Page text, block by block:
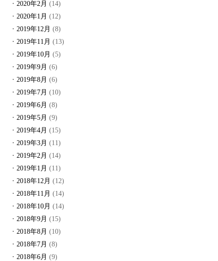
2020年2月 (14)
2020年1月 (12)
2019年12月 (8)
2019年11月 (13)
2019年10月 (5)
2019年9月 (6)
2019年8月 (6)
2019年7月 (10)
2019年6月 (8)
2019年5月 (9)
2019年4月 (15)
2019年3月 (11)
2019年2月 (14)
2019年1月 (11)
2018年12月 (12)
2018年11月 (14)
2018年10月 (14)
2018年9月 (15)
2018年8月 (10)
2018年7月 (8)
2018年6月 (9)